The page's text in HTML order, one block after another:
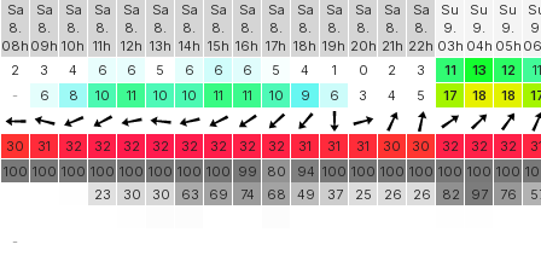
Sa
8.
08h
Sa
8.
09h
Sa
8.
10h
Sa
8.
11h
Sa
8.
12h
Sa
8.
13h
Sa
8.
14h
Sa
8.
15h
Sa
8.
16h
Sa
8.
17h
Sa
8.
18h
Sa
8.
19h
Sa
8.
20h
Sa
8.
21h
Sa
8.
22h
Su
9.
03h
Su
9.
04h
Su
9.
05h
2
3 4 6 6 5 6 6 6 5 4 1 0 2 3 11 13 12
11
-
6 8 10 11 10 10 11 11 10 9 6 3 4 5 17 18 18
30 31 32 32 32 32 32 32 32 32 31 31 31 30 30 32 32 32
100 100 100 100
23
100
30
100
30
100
63
100
69
99
74
80
68
94
49
100
37
100
25
100
26
100
26
100
82
100
97
100
76
-